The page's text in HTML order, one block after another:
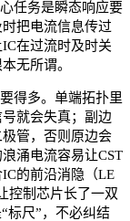
任务是瞬态响应要
把电流信息传过
在过流时及时关
无所谓。
得多。单端拓扑里
就会失真；副边
管，否则原边会
涌电流容易让CST
的前沿消隐（LE
控制芯片长了一双
标尺”，不必纠结